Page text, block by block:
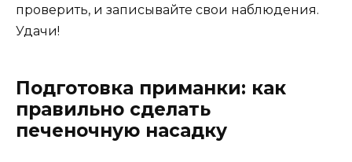
проверить, и записывайте свои наблюдения.
Удачи!
Подготовка приманки: как
правильно сделать
печеночную насадку